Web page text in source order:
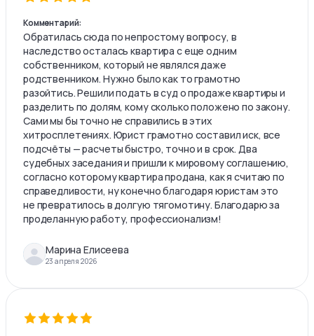
Комментарий:
Обратилась сюда по непростому вопросу, в
наследство осталась квартира с еще одним
собственником, который не являлся даже
родственником. Нужно было как то грамотно
разойтись. Решили подать в суд о продаже квартиры и
разделить по долям, кому сколько положено по закону.
Сами мы бы точно не справились в этих
хитросплетениях. Юрист грамотно составил иск, все
подсчёты — расчеты быстро, точно и в срок. Два
судебных заседания и пришли к мировому соглашению,
согласно которому квартира продана, как я считаю по
справедливости, ну конечно благодаря юристам это
не превратилось в долгую тягомотину. Благодарю за
проделанную работу, профессионализм!
Марина Елисеева
23 апреля 2026